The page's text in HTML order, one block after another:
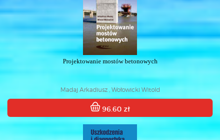
Projektowanie mostów betonowych
Madaj Arkadiusz , Wołowicki Witold
96.60 zł